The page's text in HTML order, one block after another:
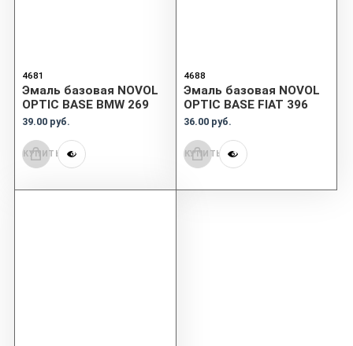
4681
Эмаль базовая NOVOL
OPTIC BASE BMW 269
39.00 руб.
КУПИТЬ
4688
Эмаль базовая NOVOL
OPTIC BASE FIAT 396
36.00 руб.
КУПИТЬ